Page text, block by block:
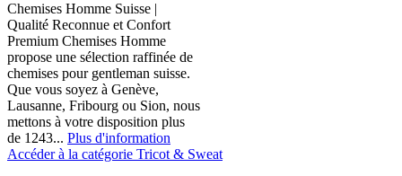
Chemises Homme Suisse |
Qualité Reconnue et Confort
Premium Chemises Homme
propose une sélection raffinée de
chemises pour gentleman suisse.
Que vous soyez à Genève,
Lausanne, Fribourg ou Sion, nous
mettons à votre disposition plus
de 1243... Plus d'information
Accéder à la catégorie Tricot & Sweat